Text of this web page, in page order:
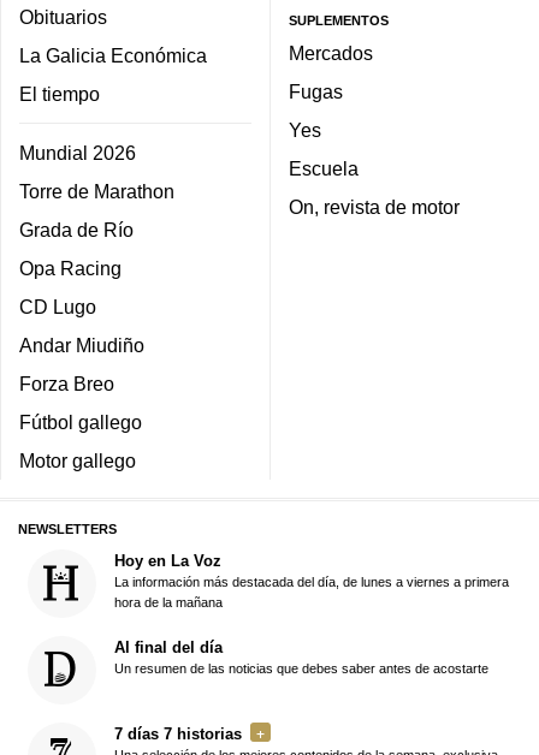
Obituarios
La Galicia Económica
El tiempo
Mundial 2026
Torre de Marathon
Grada de Río
Opa Racing
CD Lugo
Andar Miudiño
Forza Breo
Fútbol gallego
Motor gallego
SUPLEMENTOS
Mercados
Fugas
Yes
Escuela
On, revista de motor
NEWSLETTERS
Hoy en La Voz
La información más destacada del día, de lunes a viernes a primera
hora de la mañana
Al final del día
Un resumen de las noticias que debes saber antes de acostarte
7 días 7 historias